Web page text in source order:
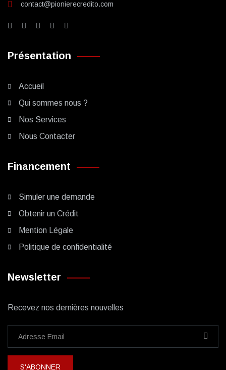
contact@pionierecredito.com
Présentation
Accueil
Qui sommes nous ?
Nos Services
Nous Contacter
Financement
Simuler une demande
Obtenir un Crédit
Mention Légale
Politique de confidentialité
Newsletter
Recevez nos dernières nouvelles
S'ABONNER